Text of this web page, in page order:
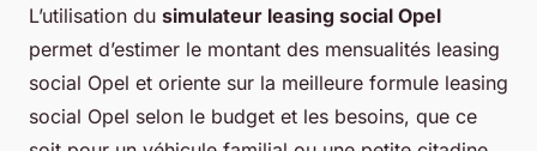
L’utilisation du simulateur leasing social Opel
permet d’estimer le montant des mensualités leasing
social Opel et oriente sur la meilleure formule leasing
social Opel selon le budget et les besoins, que ce